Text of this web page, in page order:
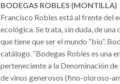
BODEGAS ROBLES (MONTILLA)
Francisco Robles está al frente del
ecológica. Se trata, sin duda, de
que tiene que ser el mundo “bio”.
catálogo. “Bodegas Robles es una
perteneciente a la Denominación
de vinos generosos (fino-oloroso-